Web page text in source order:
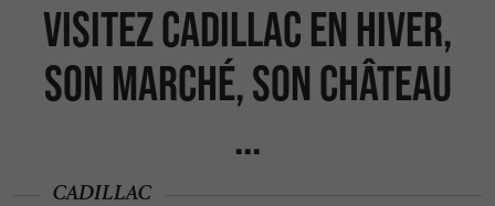
Visitez Cadillac en hiver,
son marché, son château
...
CADILLAC